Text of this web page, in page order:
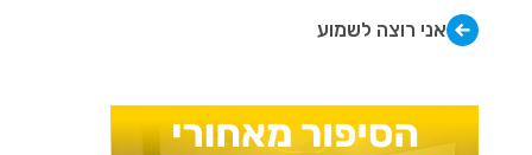
אני רוצה לשמוע